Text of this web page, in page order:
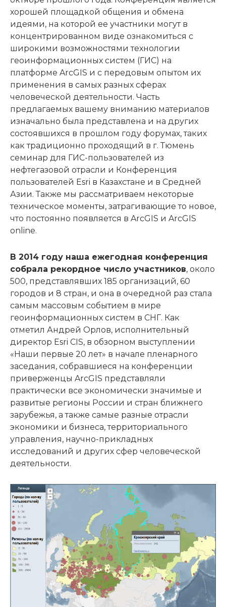
хорошей площадкой общения и обмена
идеями, на которой ее участники могут в
концентрированном виде ознакомиться с
широкими возможностями технологии
геоинформационных систем (ГИС) на
платформе ArcGIS и с передовым опытом их
применения в самых разных сферах
человеческой деятельности. Часть
предлагаемых вашему вниманию материалов
изначально была представлена и на других
состоявшихся в прошлом году форумах, таких
как традиционно проходящий в г. Тюмень
семинар для ГИС-пользователей из
нефтегазовой отрасли и Конференция
пользователей Esri в Казахстане и в Средней
Азии. Также мы рассматриваем некоторые
техническое моменты, затрагивающие то новое,
что постоянно появляется в ArcGIS и ArcGIS
online.
В 2014 году наша ежегодная конференция
собрала рекордное число участников, около
500, представлявших 185 организаций, 60
городов и 8 стран, и она в очередной раз стала
самым массовым событием в мире
геоинформационных систем в СНГ. Как
отметил Андрей Орлов, исполнительный
директор Esri CIS, в обзорном выступлении
«Наши первые 20 лет» в начале пленарного
заседания, собравшиеся на конференции
приверженцы ArcGIS представляли
практически все экономически значимые и
развитые регионы России и стран ближнего
зарубежья, а также самые разные отрасли
экономики и бизнеса, территориального
управления, научно-прикладных
исследований и других сфер человеческой
деятельности.